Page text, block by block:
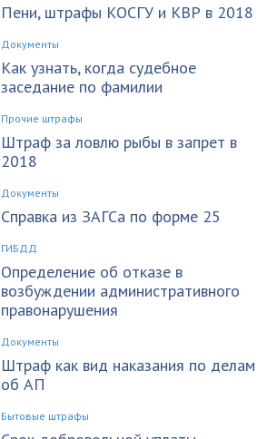
Пени, штрафы КОСГУ и КВР в 2018
Документы
Как узнать, когда судебное
заседание по фамилии
Прочие штрафы
Штраф за ловлю рыбы в запрет в
2018
Документы
Справка из ЗАГСа по форме 25
ГИБДД
Определение об отказе в
возбуждении административного
правонарушения
Документы
Штраф как вид наказания по делам
об АП
Бытовые штрафы